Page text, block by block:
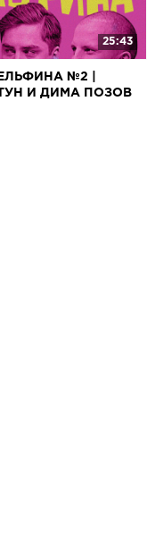
25:43
№2 |
И ДИМА ПОЗОВ